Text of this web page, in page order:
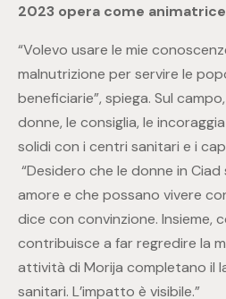
2023 opera come
“Volevo usare le mie
malnutrizione per servire le
beneficiarie”, spiega. Sul
donne, le consiglia, le
solidi con i centri sanitari e i
“Desidero che le donne in
amore e che possano vivere
dice con convinzione. Insieme,
contribuisce a far regredire la
attività di Morija completano il
sanitari. L’impatto è visibile.”